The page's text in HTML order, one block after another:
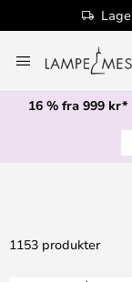
til
innhold
16 % fra 999 kr*
1153 produkter